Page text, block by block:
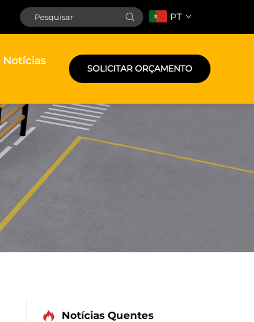
PT
Notícias
SOLICITAR ORÇAMENTO
Notícias Quentes